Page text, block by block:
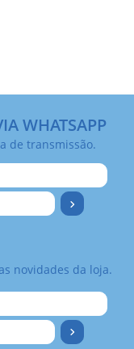
WHATSAPP
de transmissão.
novidades da loja.